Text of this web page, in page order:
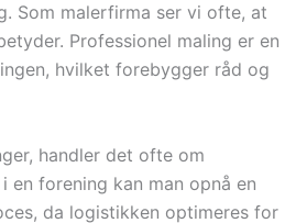
Som malerfirma ser vi ofte, at
Professionel maling er en
hvilket forebygger råd og
handler det ofte om
en forening kan man opnå en
da logistikken optimeres for